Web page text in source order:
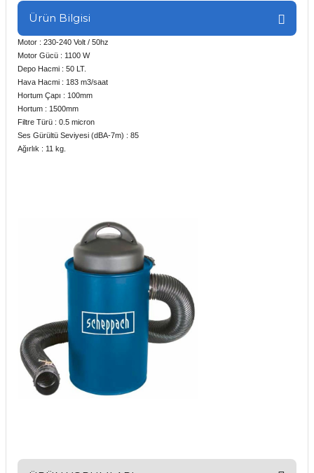
Ürün Bilgisi
Motor : 230-240 Volt / 50hz
Motor Gücü : 1100 W
Depo Hacmi : 50 LT.
Hava Hacmi : 183 m3/saat
Hortum Çapı : 100mm
Hortum : 1500mm
Filtre Türü : 0.5 micron
Ses Gürültü Seviyesi (dBA-7m) : 85
Ağırlık : 11 kg.